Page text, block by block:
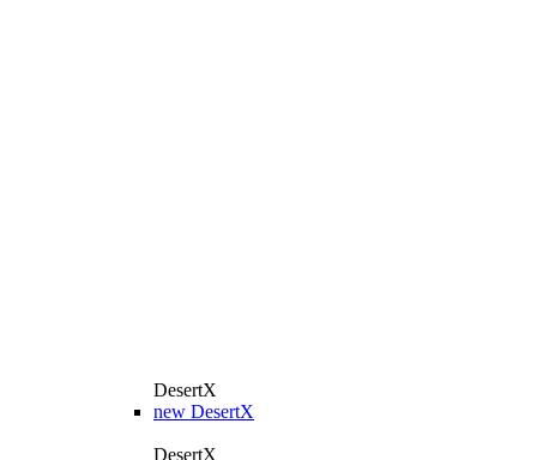
DesertX
new DesertX
DesertX